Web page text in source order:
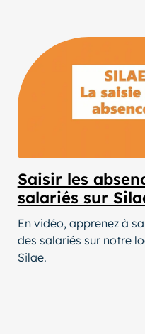
Saisir les
salariés sur
En vidéo, apprenez à
des salariés sur notre
Silae.